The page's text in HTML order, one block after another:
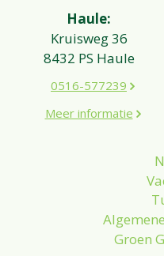
Haule:
Kruisweg 36
8432 PS Haule
0516-577239
Meer informatie
Groen